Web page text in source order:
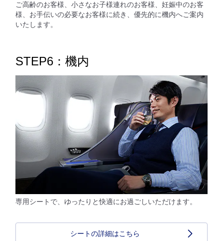
ご高齢のお客様、小さなお子様連れのお客様、妊娠中のお客
様、お手伝いの必要なお客様に続き、優先的に機内へご案内
いたします。
STEP6：機内
専用シートで、ゆったりと快適にお過ごしいただけます。
シートの詳細はこちら